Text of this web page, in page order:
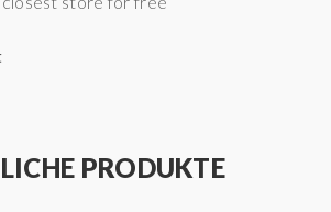
Zinklegierung mit weichem Leder
des Akkuträgers. Außerdem ist
einfach mit einem feuchten Tuch
PRODUKTE